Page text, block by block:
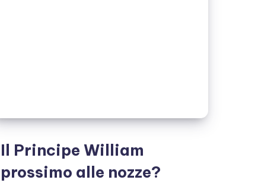
Il Principe William
prossimo alle nozze?